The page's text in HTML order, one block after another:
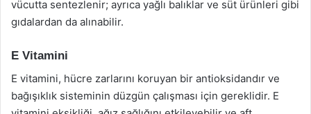
vücutta sentezlenir; ayrıca yağlı balıklar ve süt ürünleri gibi
gıdalardan da alınabilir.
E Vitamini
E vitamini, hücre zarlarını koruyan bir antioksidandır ve
bağışıklık sisteminin düzgün çalışması için gereklidir. E